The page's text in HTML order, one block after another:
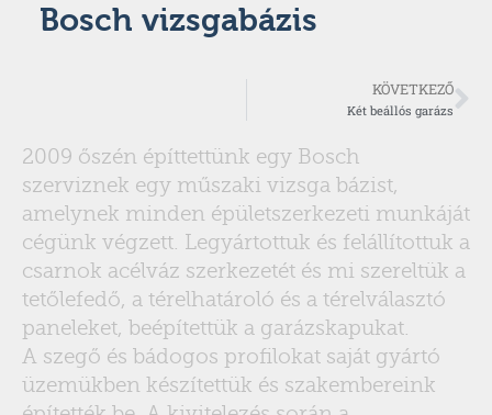
Bosch vizsgabázis
KÖVETKEZŐ
Két beállós garázs
2009 őszén építtettünk egy Bosch
szerviznek egy műszaki vizsga bázist,
amelynek minden épületszerkezeti munkáját
cégünk végzett. Legyártottuk és felállítottuk a
csarnok acélváz szerkezetét és mi szereltük a
tetőlefedő, a térelhatároló és a térelválasztó
paneleket, beépítettük a garázskapukat.
A szegő és bádogos profilokat saját gyártó
üzemükben készítettük és szakembereink